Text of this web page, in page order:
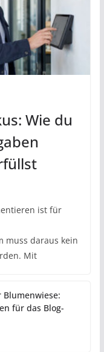
Wie du
ist für
muss daraus kein
Mit
Blumenwiese:
für das Blog-